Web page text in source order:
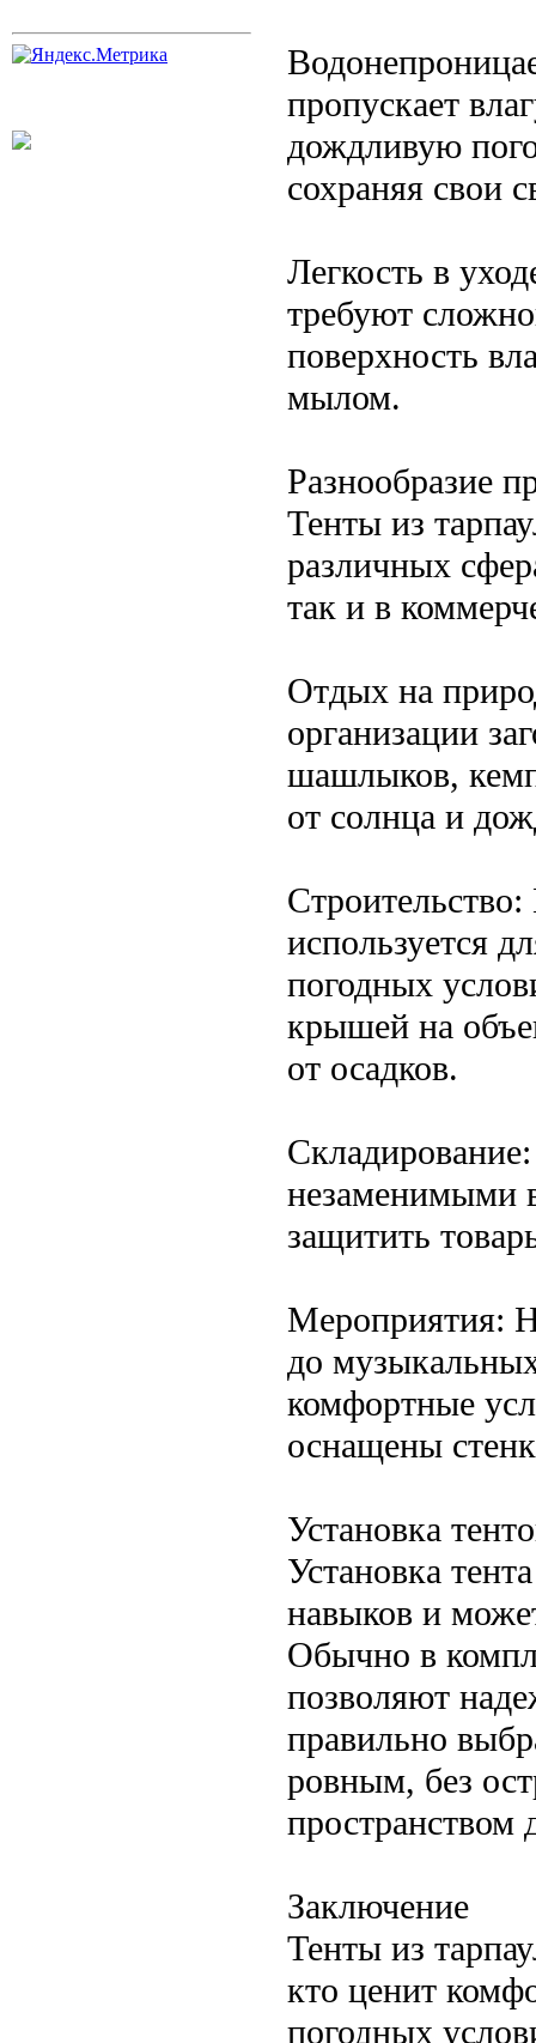
пропускает
дождливую
сохраняя свои
Легкость в
требуют
поверхность
мылом.
Разнообразие
Тенты из
различных
так и в
Отдых на
организации
шашлыков,
от солнца и
используется
погодных
крышей на
от осадков.
незаменимыми
защитить
Мероприятия:
до
комфортные
оснащены
Установка
Установка
навыков и
Обычно в
позволяют
правильно
ровным, без
пространством
Заключение
Тенты из
кто ценит
погодных